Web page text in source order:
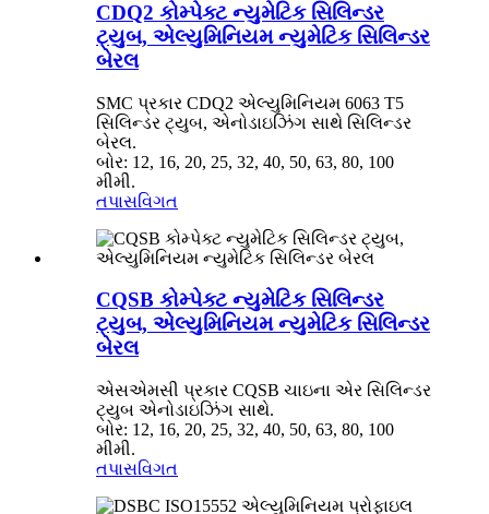
CDQ2 કોમ્પેક્ટ ન્યુમેટિક સિલિન્ડર
ટ્યુબ, એલ્યુમિનિયમ ન્યુમેટિક સિલિન્ડર
બેરલ
SMC પ્રકાર CDQ2 એલ્યુમિનિયમ 6063 T5
સિલિન્ડર ટ્યુબ, એનોડાઇઝિંગ સાથે સિલિન્ડર
બેરલ.
બોર: 12, 16, 20, 25, 32, 40, 50, 63, 80, 100
મીમી.
તપાસવિગત
CQSB કોમ્પેક્ટ ન્યુમેટિક સિલિન્ડર
ટ્યુબ, એલ્યુમિનિયમ ન્યુમેટિક સિલિન્ડર
બેરલ
એસએમસી પ્રકાર CQSB ચાઇના એર સિલિન્ડર
ટ્યુબ એનોડાઇઝિંગ સાથે.
બોર: 12, 16, 20, 25, 32, 40, 50, 63, 80, 100
મીમી.
તપાસવિગત